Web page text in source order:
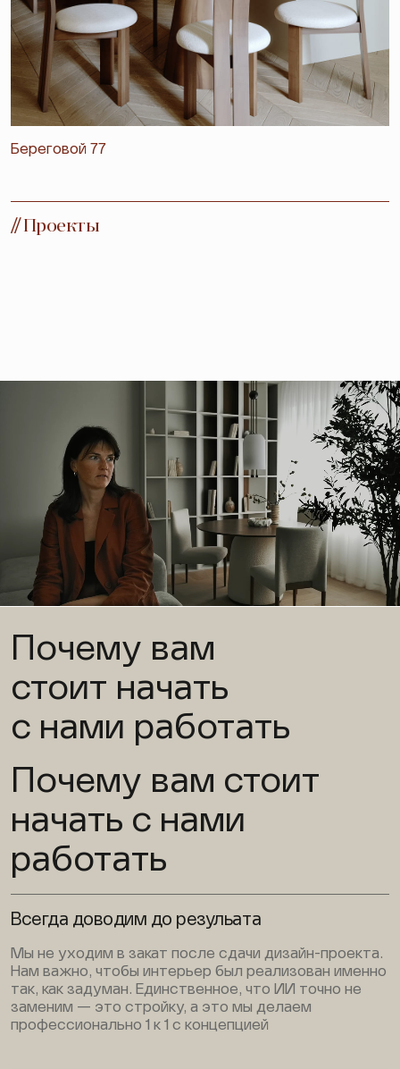
Береговой 77
// Проекты
Почему вам
стоит начать
с нами работать
Почему вам стоит
начать с нами
работать
Всегда доводим до резульата
Мы не уходим в закат после сдачи дизайн-проекта.
Нам важно, чтобы интерьер был реализован именно
так, как задуман. Единственное, что ИИ точно не
заменим — это стройку, а это мы делаем
профессионально 1 к 1 с концепцией